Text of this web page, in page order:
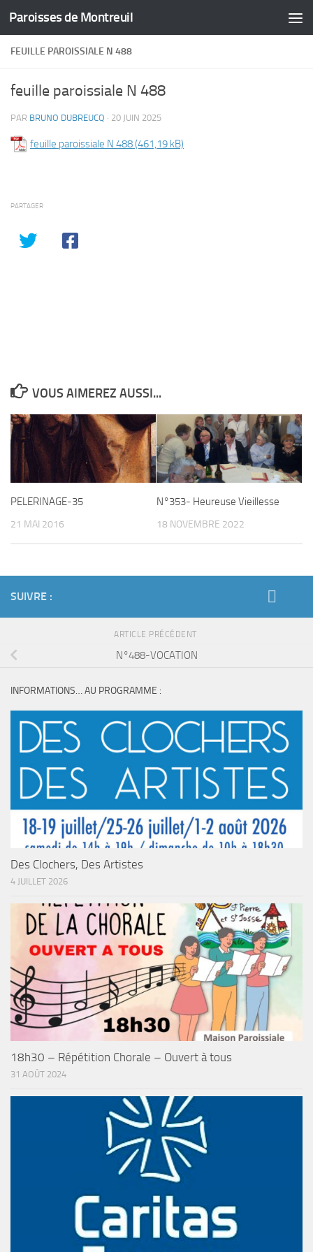
Skip to content
Paroisses de Montreuil
FEUILLE PAROISSIALE N 488
feuille paroissiale N 488
PAR BRUNO DUBREUCQ · 20 JUIN 2025
feuille paroissiale N 488
PARTAGER
VOUS AIMEREZ AUSSI...
PELERINAGE-35
21 MAI 2016
N°353- Heureuse Vieillesse
18 NOVEMBRE 2022
SUIVRE :
ARTICLE PRÉCÉDENT
N°488-VOCATION
INFORMATIONS… AU PROGRAMME :
Des Clochers, Des Artistes
4 JUILLET 2026
18h30 – Répétition Chorale – Ouvert à tous
31 AOÛT 2024